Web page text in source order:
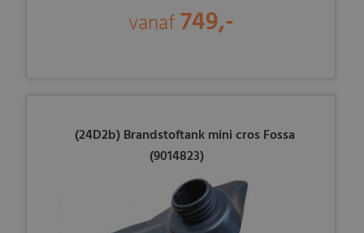
vanaf749,-
(24D2b) Brandstoftank mini cros Fossa
(9014823)